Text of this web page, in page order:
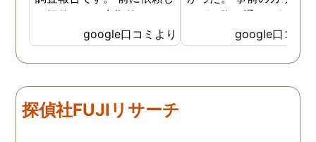
た探偵では、定期的にまと
めて報告がくる為なかなか
実際の現状を把握するのが
難しかったですが、ここは
来ていました。 担当の人も
丁寧で報告内容もわかりや
google口コミより
ングの際の通りの価格で
途中での追加料金なども
く安心してお任せできた
由のひとつ。 かと言っ
く、むしろ期待以上に細
google口コミ
探偵社FUJIリサーチ